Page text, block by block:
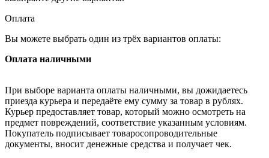
Оплата
Вы можете выбрать один из трёх вариантов оплаты:
Оплата наличными
При выборе варианта оплаты наличными, вы дожидаетесь
приезда курьера и передаёте ему сумму за товар в рублях.
Курьер предоставляет товар, который можно осмотреть на
предмет повреждений, соответствие указанным условиям.
Покупатель подписывает товаросопроводительные
документы, вносит денежные средства и получает чек.